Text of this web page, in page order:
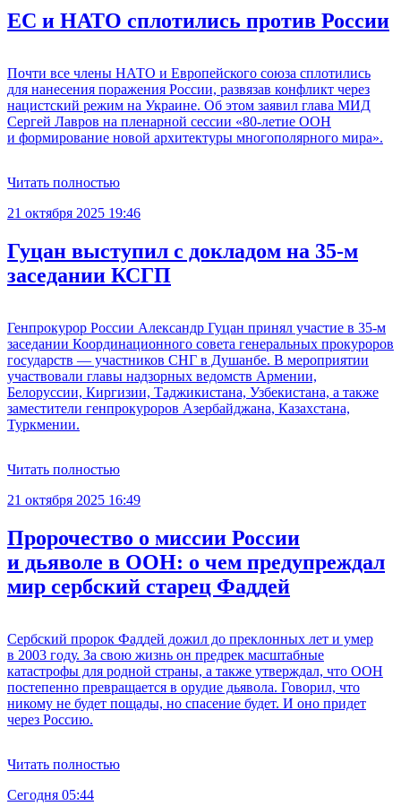
ЕС и НАТО сплотились против России
Почти все члены НАТО и Европейского союза сплотились
для нанесения поражения России, развязав конфликт через
нацистский режим на Украине. Об этом заявил глава МИД
Сергей Лавров на пленарной сессии «80-летие ООН
и формирование новой архитектуры многополярного мира».
Читать полностью
21 октября 2025 19:46
Гуцан выступил с докладом на 35-м
заседании КСГП
Генпрокурор России Александр Гуцан принял участие в 35-м
заседании Координационного совета генеральных прокуроров
государств — участников СНГ в Душанбе. В мероприятии
участвовали главы надзорных ведомств Армении,
Белоруссии, Киргизии, Таджикистана, Узбекистана, а также
заместители генпрокуроров Азербайджана, Казахстана,
Туркмении.
Читать полностью
21 октября 2025 16:49
Пророчество о миссии России
и дьяволе в ООН: о чем предупреждал
мир сербский старец Фаддей
Сербский пророк Фаддей дожил до преклонных лет и умер
в 2003 году. За свою жизнь он предрек масштабные
катастрофы для родной страны, а также утверждал, что ООН
постепенно превращается в орудие дьявола. Говорил, что
никому не будет пощады, но спасение будет. И оно придет
через Россию.
Читать полностью
Сегодня 05:44